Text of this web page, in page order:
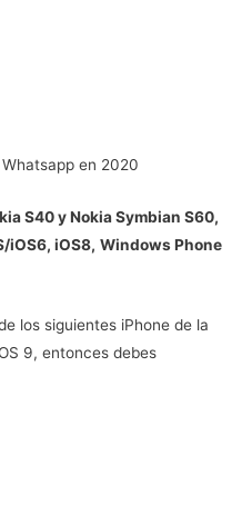
en 2020
S40 y Nokia Symbian S60,
iOS6, iOS8, Windows Phone
los siguientes iPhone de la
9, entonces debes